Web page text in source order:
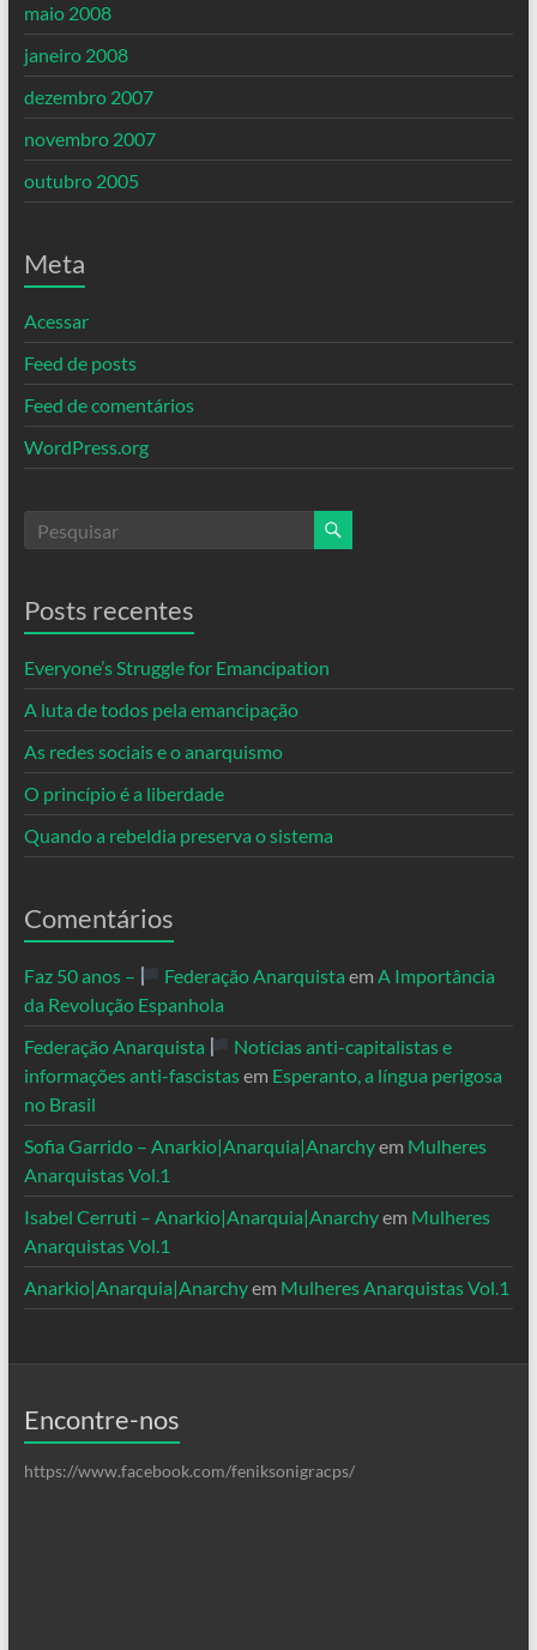
maio 2008
janeiro 2008
dezembro 2007
novembro 2007
outubro 2005
Meta
Acessar
Feed de posts
Feed de comentários
WordPress.org
Posts recentes
Everyone’s Struggle for Emancipation
A luta de todos pela emancipação
As redes sociais e o anarquismo
O princípio é a liberdade
Quando a rebeldia preserva o sistema
Comentários
Faz 50 anos – Federação Anarquista em A Importância
da Revolução Espanhola
Federação Anarquista
Notícias anti-capitalistas e
informações anti-fascistasem Esperanto, a língua perigosa
no Brasil
Sofia Garrido – Anarkio|Anarquia|Anarchyem Mulheres
Anarquistas Vol.1
Isabel Cerruti – Anarkio|Anarquia|Anarchyem Mulheres
Anarquistas Vol.1
Anarkio|Anarquia|Anarchyem Mulheres Anarquistas Vol.1
Encontre-nos
https://www.facebook.com/feniksonigracps/